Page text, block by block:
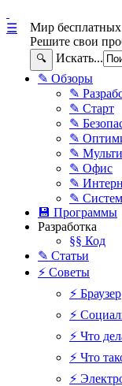
Мир бесплатных
Решите свои
🔍 Искать...
☰
✎ Обзоры
✎
✎ Старт
✎
✎
✎
✎ Офис
✎
✎
💾 Программы
Разработка
§§ Код
✎ Статьи
⚡ Советы
⚡ Браузер
⚡
⚡ Что
⚡ Что
⚡